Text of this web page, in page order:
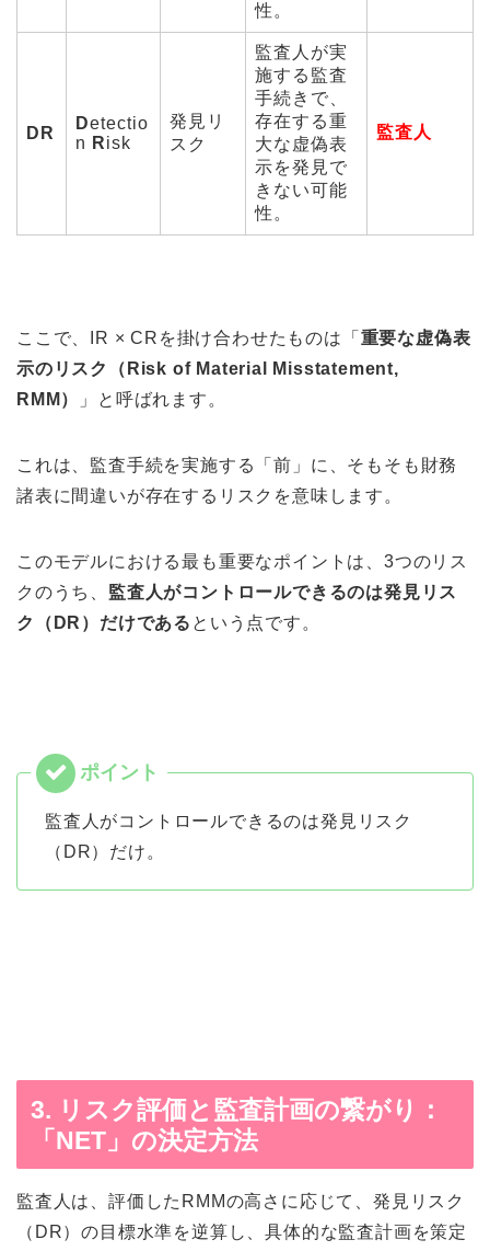
性。
DR
Detectio
n Risk
発見リ
スク
監査人が実
施する監査
手続きで、
存在する重
大な虚偽表
示を発見で
きない可能
性。
監査人
ここで、IR × CRを掛け合わせたものは「 重要な虚偽表
示のリスク（Risk of Material Misstatement,
RMM）
」と呼ばれます。
これは、監査手続を実施する「前」に、そもそも財務
諸表に間違いが存在するリスクを意味します。
このモデルにおける最も重要なポイントは、3つのリス
クのうち、 監査人がコントロールできるのは発見リス
ク（DR）だけである という点です。
監査人がコントロールできるのは発見リスク
（DR）だけ。
3. リスク評価と監査計画の繋がり：
「NET」の決定方法
監査人は、評価したRMMの高さに応じて、発見リスク
（DR）の目標水準を逆算し、具体的な監査計画を策定